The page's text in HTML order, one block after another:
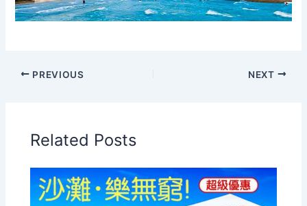
PREVIOUS NEXT
Related Posts